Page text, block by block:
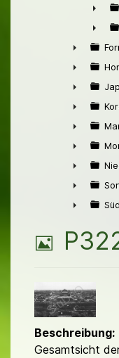
►
►
►
►
►
►
►
►
►
►
►
B
l
d
Beschreibung:
Gesamtsicht